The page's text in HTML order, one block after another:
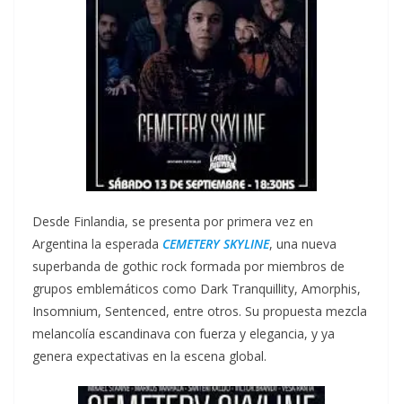
Desde Finlandia, se presenta por primera vez en
Argentina la esperada CEMETERY SKYLINE, una nueva
superbanda de gothic rock formada por miembros de
grupos emblemáticos como Dark Tranquillity, Amorphis,
Insomnium, Sentenced, entre otros. Su propuesta mezcla
melancolía escandinava con fuerza y elegancia, y ya
genera expectativas en la escena global.